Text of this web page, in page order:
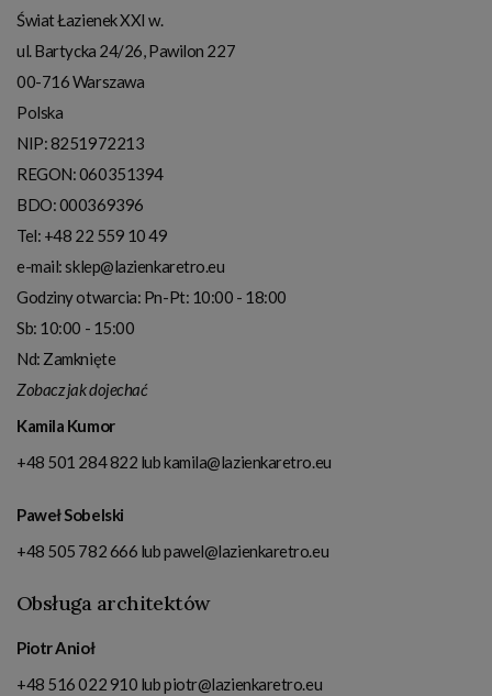
Świat Łazienek XXI w.
ul. Bartycka 24/26, Pawilon 227
00-716Warszawa
Polska
NIP:8251972213
REGON: 060351394
BDO: 000369396
Tel: +48 22 559 10 49
e-mail:sklep@lazienkaretro.eu
Godziny otwarcia: Pn-Pt: 10:00 - 18:00
Sb: 10:00 - 15:00
Nd: Zamknięte
Zobacz jak dojechać
Kamila Kumor
+48 501 284 822 lubkamila@lazienkaretro.eu
Paweł Sobelski
+48 505 782 666 lubpawel@lazienkaretro.eu
Obsługa architektów
Piotr Anioł
+48 516 022 910 lubpiotr@lazienkaretro.eu